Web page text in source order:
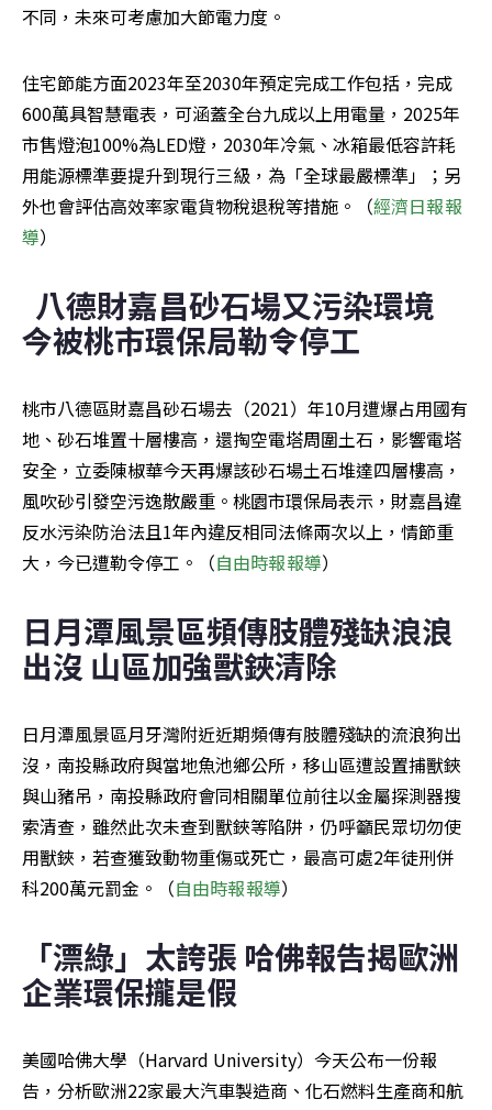
不同，未來可考慮加大節電力度。
住宅節能方面2023年至2030年預定完成工作包括，完成
600萬具智慧電表，可涵蓋全台九成以上用電量，2025年
市售燈泡100%為LED燈，2030年冷氣、冰箱最低容許耗
用能源標準要提升到現行三級，為「全球最嚴標準」；另
外也會評估高效率家電貨物稅退稅等措施。（經濟日報報
導）
八德財嘉昌砂石場又污染環境
今被桃市環保局勒令停工
桃市八德區財嘉昌砂石場去（2021）年10月遭爆占用國有
地、砂石堆置十層樓高，還掏空電塔周圍土石，影響電塔
安全，立委陳椒華今天再爆該砂石場土石堆達四層樓高，
風吹砂引發空污逸散嚴重。桃園市環保局表示，財嘉昌違
反水污染防治法且1年內違反相同法條兩次以上，情節重
大，今已遭勒令停工。（自由時報報導）
日月潭風景區頻傳肢體殘缺浪浪
出沒 山區加強獸鋏清除
日月潭風景區月牙灣附近近期頻傳有肢體殘缺的流浪狗出
沒，南投縣政府與當地魚池鄉公所，移山區遭設置捕獸鋏
與山豬吊，南投縣政府會同相關單位前往以金屬探測器搜
索清查，雖然此次未查到獸鋏等陷阱，仍呼籲民眾切勿使
用獸鋏，若查獲致動物重傷或死亡，最高可處2年徒刑併
科200萬元罰金。（自由時報報導）
「漂綠」太誇張 哈佛報告揭歐洲
企業環保攏是假
美國哈佛大學（Harvard University）今天公布一份報
告，分析歐洲22家最大汽車製造商、化石燃料生產商和航